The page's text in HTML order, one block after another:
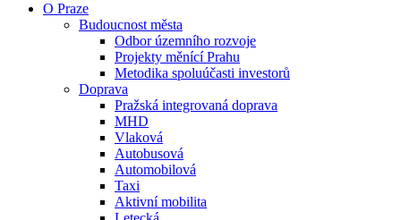
O Praze
Budoucnost města
Odbor územního rozvoje
Projekty měnící Prahu
Metodika spoluúčasti investorů
Doprava
Pražská integrovaná doprava
MHD
Vlaková
Autobusová
Automobilová
Taxi
Aktivní mobilita